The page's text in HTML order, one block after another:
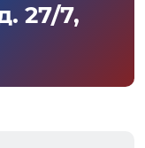
27/7,